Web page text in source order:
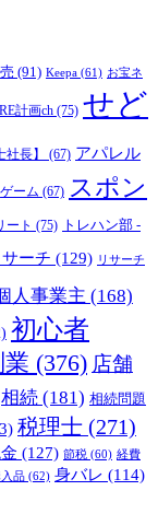
(91) Keepa (61) お宝ネ
計画ch (75) せど
長】 (67) アパレル
ゲーム (67) スポン
ート (75) トレハン部 -
サーチ (129) リサーチ
人事業主 (168)
初心者
(376) 店舗
相続 (181) 相続問題
税理士 (271)
(127) 節税 (60) 経費
品 (62) 身バレ (114)